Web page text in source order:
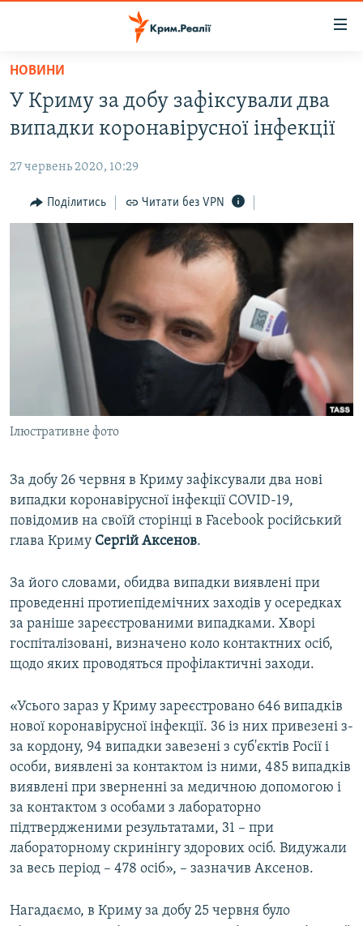
Перейти
основного
матеріалу
до
навігації
Перейти
пошуку
ВОДА.КРИМ
ПОЛІТИКА
БЛОГИ
ПОГЛЯД
ІНТЕРВ'Ю
ВСЕ ЗА ДЕНЬ
СПЕЦПРОЕКТИ
ДЕПОРТАЦІЯ
ВІДЕОУРОКИ «ELIFBE»
СВІДЧЕННЯ ОКУПАЦІЇ
УКРАЇНСЬКА ПРОБЛЕМА КРИМУ
ЯК ОБІЙТИ БЛОКУВАННЯ
Русский
Qırımtatar
Усі сайти RFE/RL
НОВИНИ
У Криму за добу зафіксували два
випадки коронавірусної інфекції
27 червень 2020, 10:29
Поділитись Читати без VPN
Ілюстративне фото
За добу 26 червня в Криму зафіксували два нові
випадки коронавірусної інфекції COVID-19,
повідомив на своїй сторінці в Facebook російський
глава Криму Сергій Аксенов.
За його словами, обидва випадки виявлені при
проведенні протиепідемічних заходів у осередках
за раніше зареєстрованими випадками. Хворі
госпіталізовані, визначено коло контактних осіб,
щодо яких проводяться профілактичні заходи.
«Усього зараз у Криму зареєстровано 646 випадків
нової коронавірусної інфекції. 36 із них привезені з-
за кордону, 94 випадки завезені з суб'єктів Росії і
особи, виявлені за контактом із ними, 485 випадків
виявлені при зверненні за медичною допомогою і
за контактом з особами з лабораторно
підтвердженими результатами, 31 – при
лабораторному скринінгу здорових осіб. Видужали
за весь період – 478 осіб», – зазначив Аксенов.
Нагадаємо, в Криму за добу 25 червня було